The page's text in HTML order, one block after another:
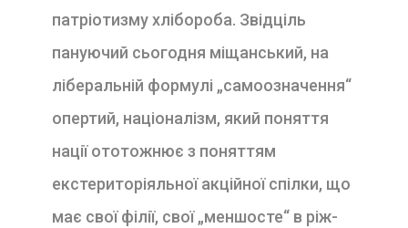
патріотизму хлібороба. Звідціль
пануючий сьогодня міщанський, на
ліберальній формулі „самоозначення“
опертий, націоналізм, який поняття
нації ототожнює з поняттям
екстериторіяльної акційної спілки, що
має свої філії, свої „меншосте“ в ріж-